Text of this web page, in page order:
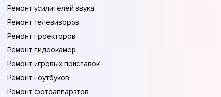
Ремонт усилителей звука
Ремонт телевизоров
Ремонт проекторов
Ремонт видеокамер
Ремонт игровых приставок
Ремонт ноутбуков
Ремонт фотоаппаратов